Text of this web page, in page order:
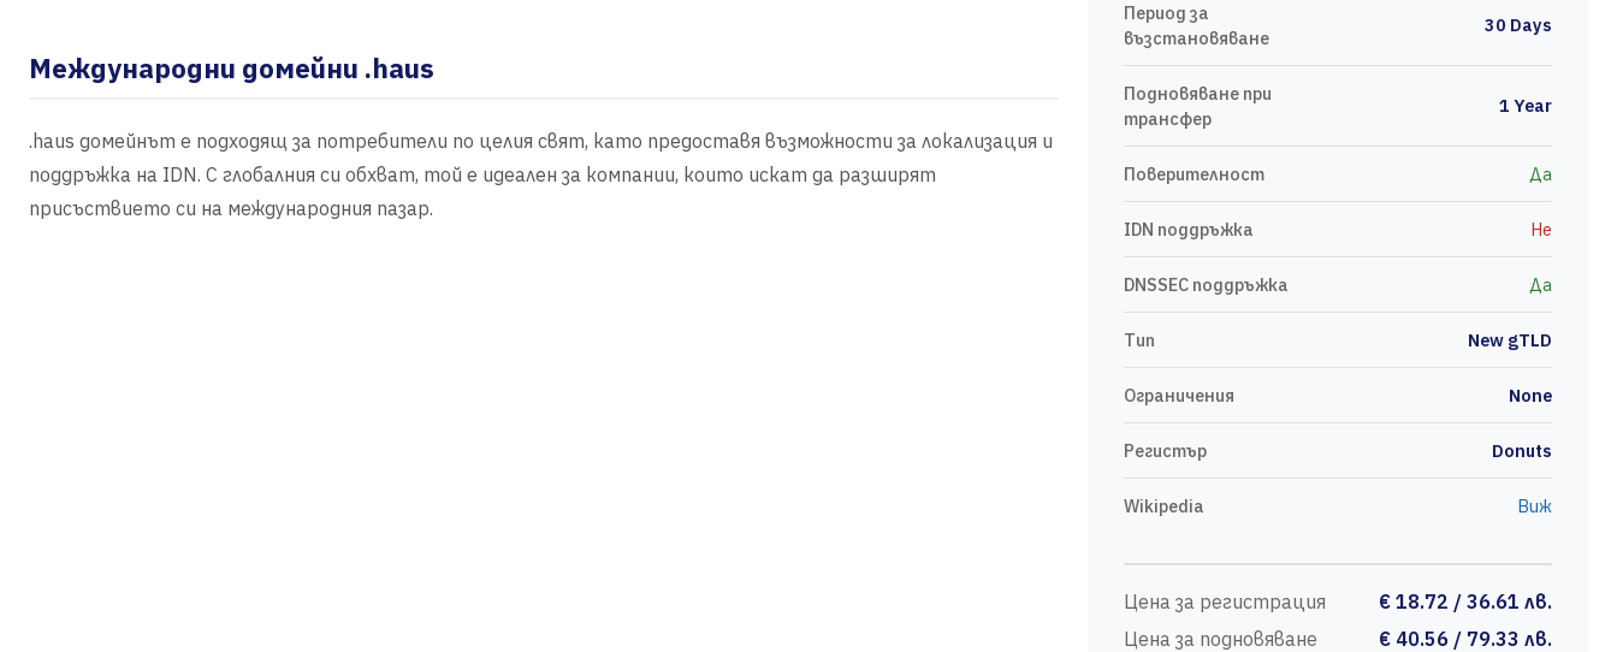
Международни домейни .haus
.haus домейнът е подходящ за потребители по целия свят, като предоставя възможности за локализация и
поддръжка на IDN. С глобалния си обхват, той е идеален за компании, които искат да разширят
присъствието си на международния пазар.
Период за
възстановяване
30 Days
Подновяване при
трансфер
1 Year
Поверителност Да
IDN поддръжка Не
DNSSEC поддръжка Да
Тип New gTLD
Ограничения None
Регистър Donuts
Wikipedia Виж
Цена за регистрация
€ 18.72 / 36.61 лв.
Цена за подновяване
€ 40.56 / 79.33 лв.